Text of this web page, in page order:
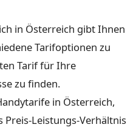
in Österreich gibt Ihnen
Tarifoptionen zu
Tarif für Ihre
zu finden.
in Österreich,
Preis-Leistungs-Verhältnis